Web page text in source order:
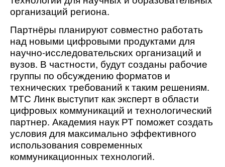
организаций региона.
Партнёры планируют совместно работать
над новыми цифровыми продуктами для
научно-исследовательских организаций и
вузов. В частности, будут созданы рабочие
группы по обсуждению форматов и
технических требований к таким решениям.
МТС Линк выступит как эксперт в области
цифровых коммуникаций и технологический
партнер. Академия наук РТ поможет создать
условия для максимально эффективного
использования современных
коммуникационных технологий.